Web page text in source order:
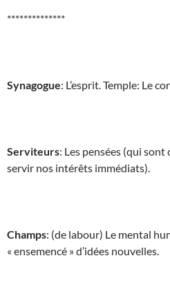
**************
Synagogue: L’esprit. Temple: Le
Serviteurs: Les pensées (qui sont
servir nos intérêts immédiats).
Champs: (de labour) Le mental
« ensemencé » d’idées nouvelles.